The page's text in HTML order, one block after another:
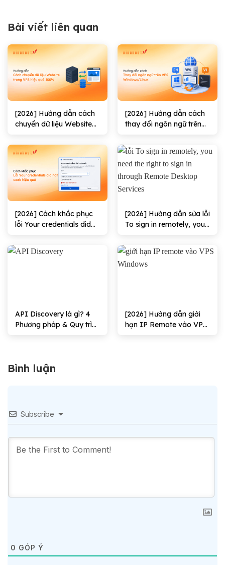
Bài viết liên quan
[2026] Hướng dẫn cách
chuyển dữ liệu Website
100%
[2026] Hướng dẫn cách
thay đổi ngôn ngữ trên
[2026] Cách khắc phục
lỗi Your credentials did
[2026] Hướng dẫn sửa lỗi
To sign in remotely, you
through Remote
Desktop Services hiệu
quả
API Discovery là gì? 4
Phương pháp & Quy trình
[2026] Hướng dẫn giới
hạn IP Remote vào VPS
Bình luận
Subscribe
0 GÓP Ý